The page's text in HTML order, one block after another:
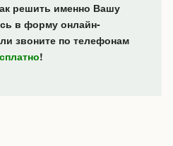
решить именно Вашу
в форму онлайн-
звоните по телефонам
!